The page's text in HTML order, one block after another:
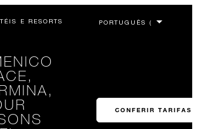
E RESORTS
CONFERIR TARIFAS